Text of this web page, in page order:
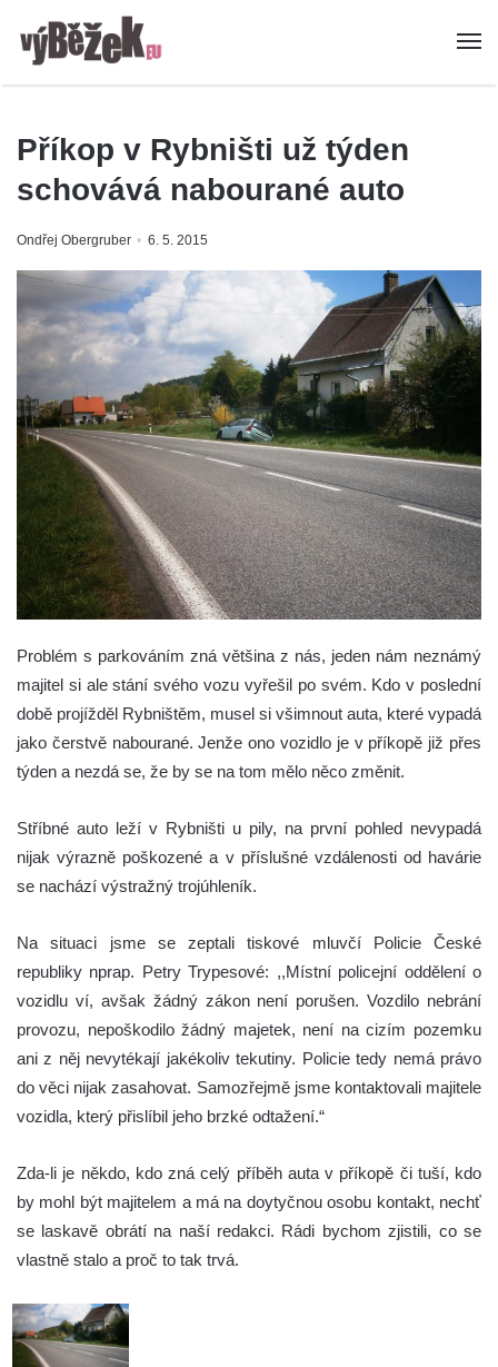
Příkop v Rybništi už týden
schovává nabourané auto
Ondřej Obergruber 6. 5. 2015
Problém s parkováním zná většina z nás, jeden nám neznámý
majitel si ale stání svého vozu vyřešil po svém. Kdo v poslední
době projížděl Rybništěm, musel si všimnout auta, které vypadá
jako čerstvě nabourané. Jenže ono vozidlo je v příkopě již přes
týden a nezdá se, že by se na tom mělo něco změnit.
Stříbné auto leží v Rybništi u pily, na první pohled nevypadá
nijak výrazně poškozené a v příslušné vzdálenosti od havárie
se nachází výstražný trojúhleník.
Na situaci jsme se zeptali tiskové mluvčí Policie České
republiky nprap. Petry Trypesové: ,,Místní policejní oddělení o
vozidlu ví, avšak žádný zákon není porušen. Vozdilo nebrání
provozu, nepoškodilo žádný majetek, není na cizím pozemku
ani z něj nevytékají jakékoliv tekutiny. Policie tedy nemá právo
do věci nijak zasahovat. Samozřejmě jsme kontaktovali majitele
vozidla, který přislíbil jeho brzké odtažení.“
Zda-li je někdo, kdo zná celý příběh auta v příkopě či tuší, kdo
by mohl být majitelem a má na doytyčnou osobu kontakt, nechť
se laskavě obrátí na naší redakci. Rádi bychom zjistili, co se
vlastně stalo a proč to tak trvá.